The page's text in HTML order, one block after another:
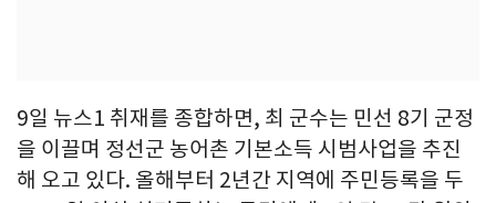
9일 뉴스1 취재를 종합하면, 최 군수는 민선 8기 군정
을 이끌며 정선군 농어촌 기본소득 시범사업을 추진
해 오고 있다. 올해부터 2년간 지역에 주민등록을 두